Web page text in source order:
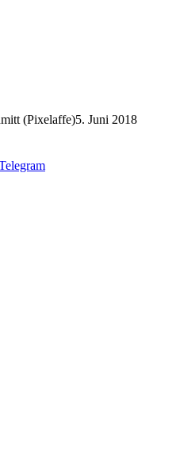
(Pixelaffe)5. Juni 2018